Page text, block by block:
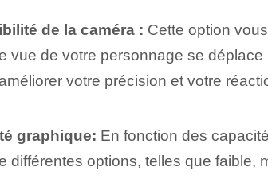
de la caméra : Cette option
vue de votre personnage se
votre précision et votre
graphique: En fonction des
différentes options, telles que faible,